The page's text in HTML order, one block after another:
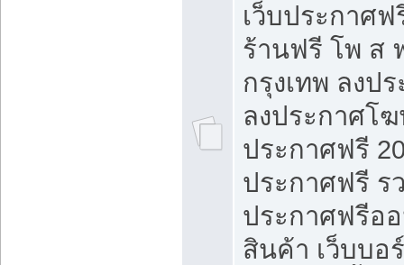
เว็บประกาศ
ร้านฟรี โพ ส
กรุงเทพ ลงป
ลงประกาศโ
ประกาศฟรี
ประกาศฟรี ร
ประกาศฟรีอ
สินค้า เว็บบอ